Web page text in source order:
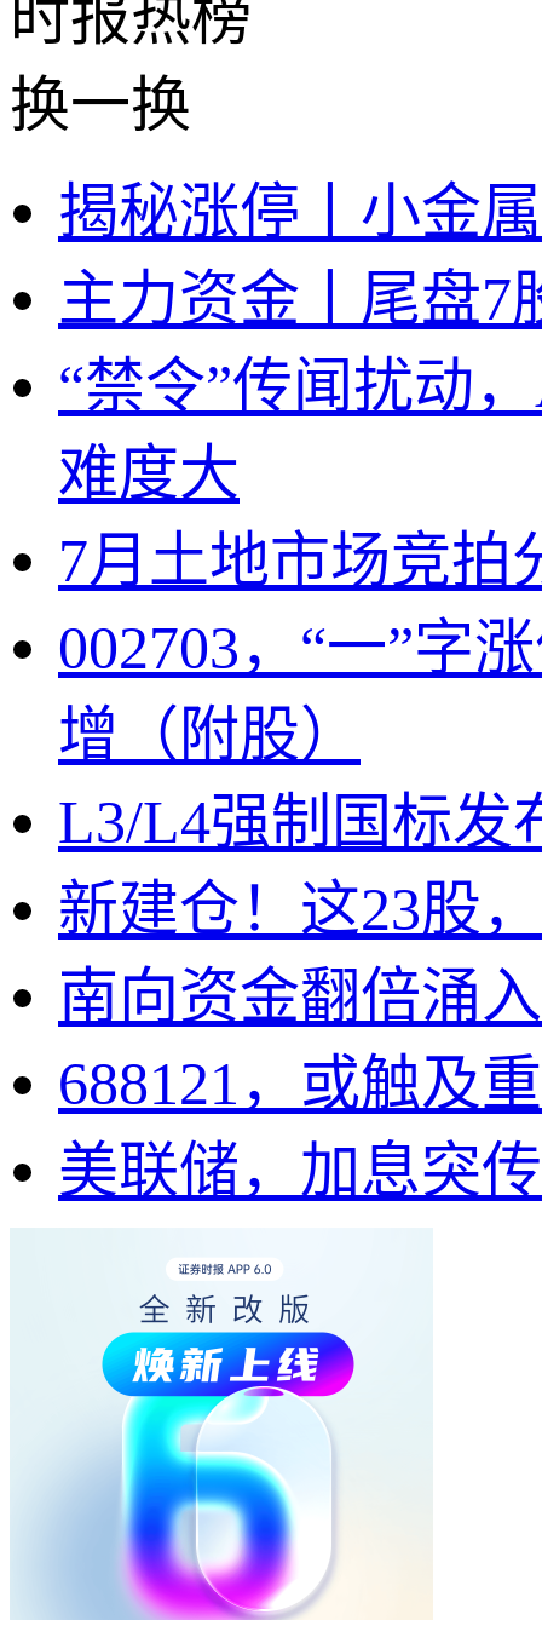
时报热榜
换一换
揭秘涨停丨小金
主力资金丨尾盘7
“禁令”传闻扰动
难度大
7月土地市场竞拍
002703，“一”字
增（附股）
L3/L4强制国标发
新建仓！这23股
南向资金翻倍涌
688121，或触及
美联储，加息突